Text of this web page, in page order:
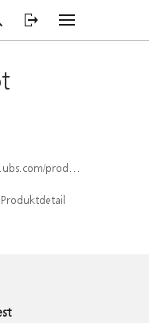
index/isin/CH1567049254
Produktdetail